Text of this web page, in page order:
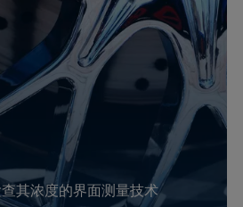
其浓度的界面测量技术